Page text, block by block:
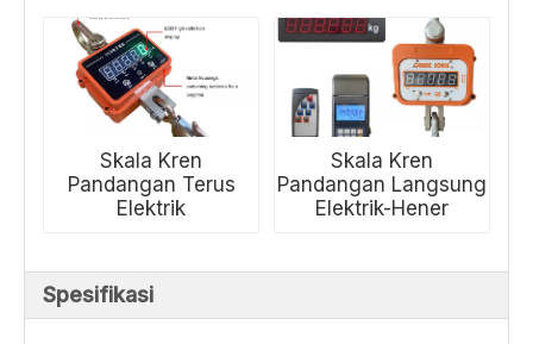
Skala Kren
Pandangan Terus
Elektrik
Skala Kren
Pandangan Langsung
Elektrik-Hener
Spesifikasi